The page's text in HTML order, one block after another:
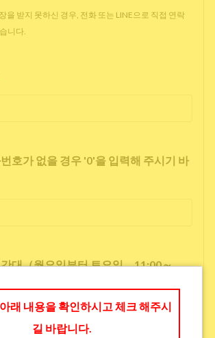
을 받지 못하신 경우, 전화 또는 LINE으로 직접 연락
니다.
호가 없을 경우 '0'을 입력해 주시기 바
간대（월요일부터 토요일 11:00～
래 내용을 확인하시고 체크 해주시
길 바랍니다.